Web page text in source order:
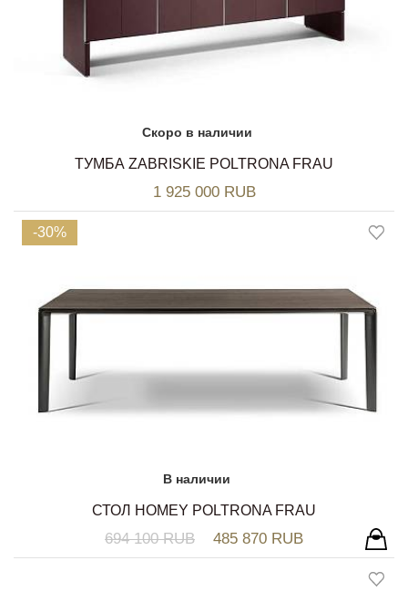
Скоро в наличии
ТУМБА ZABRISKIE POLTRONA FRAU
1 925 000 RUB
-30%
В наличии
СТОЛ HOMEY POLTRONA FRAU
694 100 RUB 485 870 RUB